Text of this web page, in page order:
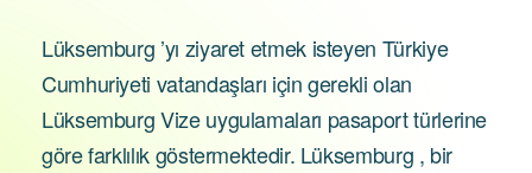
Lüksemburg ’yı ziyaret etmek isteyen Türkiye
Cumhuriyeti vatandaşları için gerekli olan
Lüksemburg Vize uygulamaları pasaport türlerine
göre farklılık göstermektedir. Lüksemburg , bir